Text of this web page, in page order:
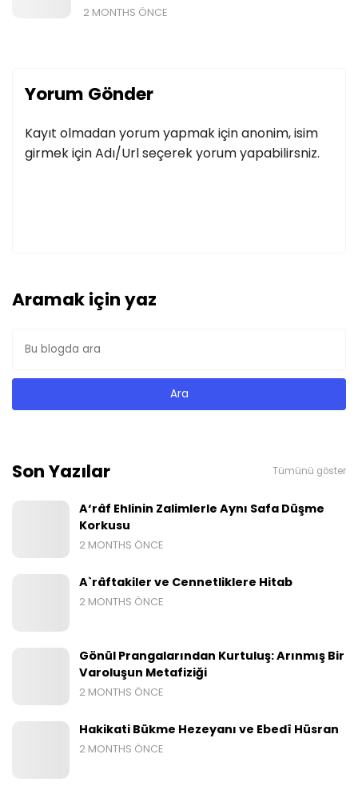
2 MONTHS ÖNCE
Yorum Gönder
Kayıt olmadan yorum yapmak için anonim, isim
girmek için Adı/Url seçerek yorum yapabilirsniz.
Aramak için yaz
Son Yazılar Tümünü göster
A‘râf Ehlinin Zalimlerle Aynı Safa Düşme
Korkusu
2 MONTHS ÖNCE
A`râftakiler ve Cennetliklere Hitab
2 MONTHS ÖNCE
Gönül Prangalarından Kurtuluş: Arınmış Bir
Varoluşun Metafiziği
2 MONTHS ÖNCE
Hakikati Bükme Hezeyanı ve Ebedî Hüsran
2 MONTHS ÖNCE